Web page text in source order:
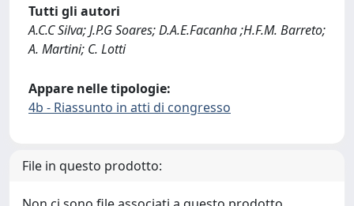
Tutti gli autori
A.C.C Silva; J.P.G Soares; D.A.E.Facanha ;H.F.M. Barreto;
A. Martini; C. Lotti
Appare nelle tipologie:
4b - Riassunto in atti di congresso
File in questo prodotto: